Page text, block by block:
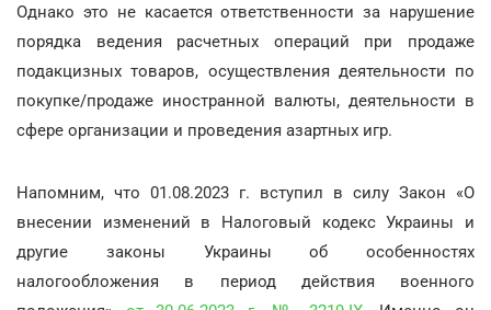
Однако это не касается ответственности за нарушение
порядка ведения расчетных операций при продаже
подакцизных товаров, осуществления деятельности по
покупке/продаже иностранной валюты, деятельности в
сфере организации и проведения азартных игр.
Напомним, что 01.08.2023 г. вступил в силу Закон «О
внесении изменений в Налоговый кодекс Украины и
другие законы Украины об особенностях
налогообложения в период действия военного